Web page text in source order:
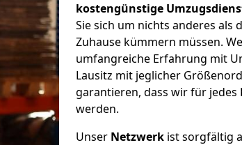
kostengünstige
Sie sich um nichts anderes als
Zuhause kümmern müssen.
umfangreiche Erfahrung mit
Lausitz mit jeglicher
garantieren, dass wir für jedes
werden.
Unser Netzwerk ist sorgfältig